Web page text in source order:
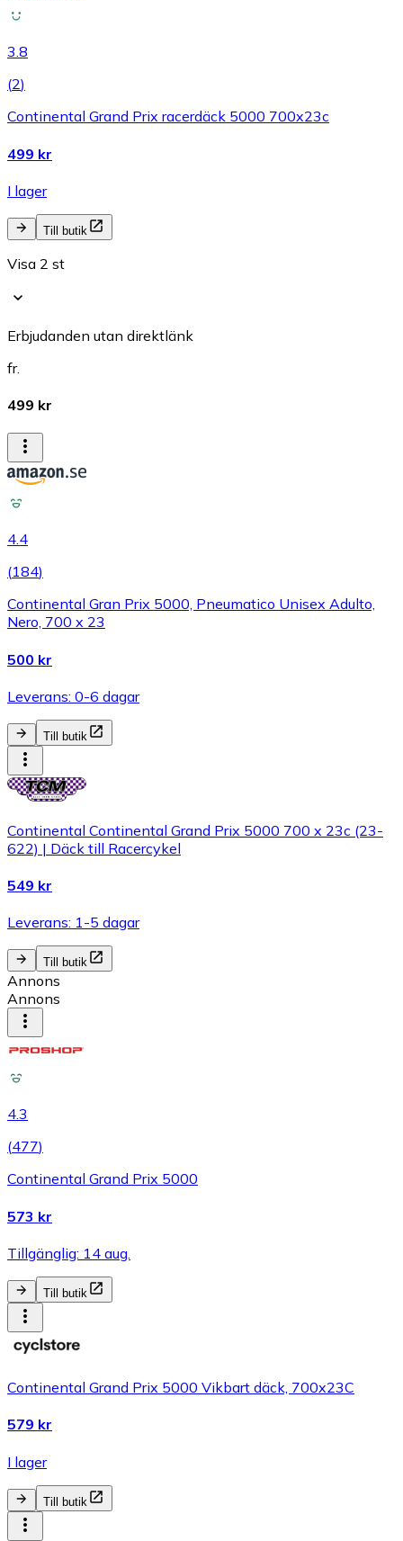
3.8
(2)
Continental Grand Prix racerdäck 5000 700x23c
499 kr
I lager
Till butik
Visa 2 st
Erbjudanden utan direktlänk
fr.
499 kr
4.4
(184)
Continental Gran Prix 5000, Pneumatico Unisex Adulto,
Nero, 700 x 23
500 kr
Leverans: 0-6 dagar
Till butik
Continental Continental Grand Prix 5000 700 x 23c (23-
622) | Däck till Racercykel
549 kr
Leverans: 1-5 dagar
Till butik
Annons
Annons
4.3
(477)
Continental Grand Prix 5000
573 kr
Tillgänglig: 14 aug.
Till butik
Continental Grand Prix 5000 Vikbart däck, 700x23C
579 kr
I lager
Till butik